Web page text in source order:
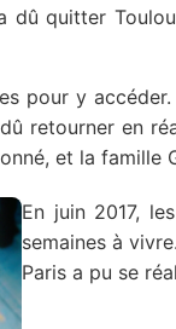
dû quitter
pour y
retourner en
et la famille
En juin 2017,
semaines à
Paris a pu se